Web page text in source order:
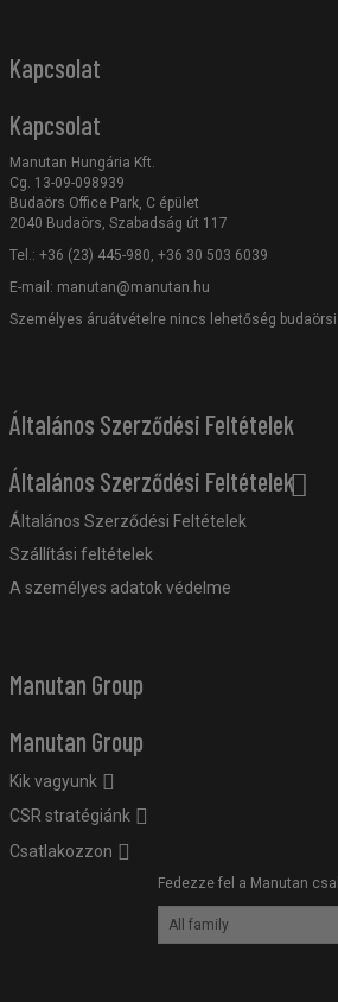
Kapcsolat
Kapcsolat
Manutan Hungária Kft.
Cg. 13-09-098939
Budaörs Office Park, C épület
2040 Budaörs, Szabadság út 117
Tel.: +36 (23) 445-980, +36 30 503 6039
E-mail: manutan@manutan.hu
Személyes áruátvételre nincs lehetőség
Általános Szerződési Feltételek
Általános Szerződési Feltételek
Általános Szerződési Feltételek
Szállítási feltételek
A személyes adatok védelme
Manutan Group
Manutan Group
Kik vagyunk
CSR stratégiánk
Csatlakozzon
Fedezze fel a Manutan